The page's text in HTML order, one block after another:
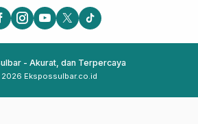
- Akurat, dan Terpercaya
Ekspossulbar.co.id